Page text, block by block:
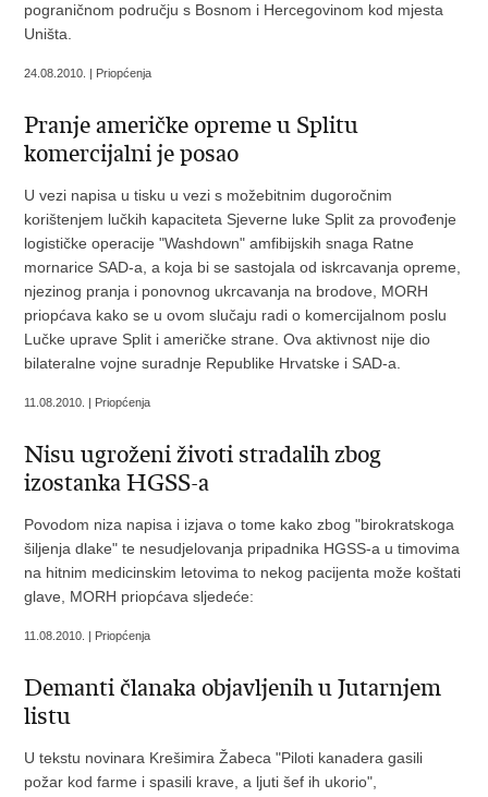
pograničnom području s Bosnom i Hercegovinom kod mjesta
Uništa.
24.08.2010. | Priopćenja
Pranje američke opreme u Splitu
komercijalni je posao
U vezi napisa u tisku u vezi s možebitnim dugoročnim
korištenjem lučkih kapaciteta Sjeverne luke Split za provođenje
logističke operacije "Washdown" amfibijskih snaga Ratne
mornarice SAD-a, a koja bi se sastojala od iskrcavanja opreme,
njezinog pranja i ponovnog ukrcavanja na brodove, MORH
priopćava kako se u ovom slučaju radi o komercijalnom poslu
Lučke uprave Split i američke strane. Ova aktivnost nije dio
bilateralne vojne suradnje Republike Hrvatske i SAD-a.
11.08.2010. | Priopćenja
Nisu ugroženi životi stradalih zbog
izostanka HGSS-a
Povodom niza napisa i izjava o tome kako zbog "birokratskoga
šiljenja dlake" te nesudjelovanja pripadnika HGSS-a u timovima
na hitnim medicinskim letovima to nekog pacijenta može koštati
glave, MORH priopćava sljedeće:
11.08.2010. | Priopćenja
Demanti članaka objavljenih u Jutarnjem
listu
U tekstu novinara Krešimira Žabeca "Piloti kanadera gasili
požar kod farme i spasili krave, a ljuti šef ih ukorio",